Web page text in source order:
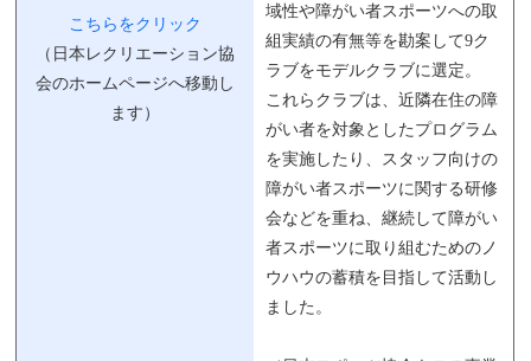
こちらをクリック
（日本レクリエーション協
会のホームページへ移動し
ます）
域性や障がい者スポーツへの取
組実績の有無等を勘案して9ク
ラブをモデルクラブに選定。
これらクラブは、近隣在住の障
がい者を対象としたプログラム
を実施したり、スタッフ向けの
障がい者スポーツに関する研修
会などを重ね、継続して障がい
者スポーツに取り組むためのノ
ウハウの蓄積を目指して活動し
ました。